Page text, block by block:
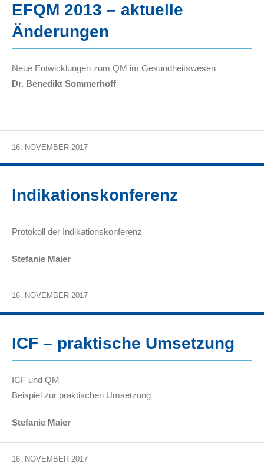
EFQM 2013 – aktuelle
Änderungen
Neue Entwicklungen zum QM im Gesundheitswesen
Dr. Benedikt Sommerhoff
16. NOVEMBER 2017
Indikationskonferenz
Protokoll der Indikationskonferenz
Stefanie Maier
16. NOVEMBER 2017
ICF – praktische Umsetzung
ICF und QM
Beispiel zur praktischen Umsetzung
Stefanie Maier
16. NOVEMBER 2017